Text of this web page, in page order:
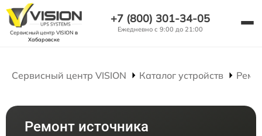
Сервисный центр VISION в
Хабаровске
+7 (800) 301-34-05
Ежедневно с 9:00 до 21:00
Сервисный центр VISION Каталог устройств
Ремонт источника